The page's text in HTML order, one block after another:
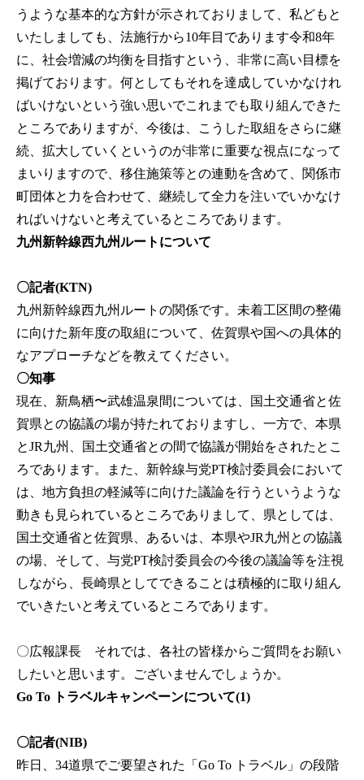
うような基本的な方針が示されておりまして、私どもと
いたしましても、法施行から10年目であります令和8年
に、社会増減の均衡を目指すという、非常に高い目標を
掲げております。何としてもそれを達成していかなけれ
ばいけないという強い思いでこれまでも取り組んできた
ところでありますが、今後は、こうした取組をさらに継
続、拡大していくというのが非常に重要な視点になって
まいりますので、移住施策等との連動を含めて、関係市
町団体と力を合わせて、継続して全力を注いでいかなけ
ればいけないと考えているところであります。
九州新幹線西九州ルートについて
〇記者(KTN)
九州新幹線西九州ルートの関係です。未着工区間の整備
に向けた新年度の取組について、佐賀県や国への具体的
なアプローチなどを教えてください。
〇知事
現在、新鳥栖〜武雄温泉間については、国土交通省と佐
賀県との協議の場が持たれておりますし、一方で、本県
とJR九州、国土交通省との間で協議が開始をされたとこ
ろであります。また、新幹線与党PT検討委員会において
は、地方負担の軽減等に向けた議論を行うというような
動きも見られているところでありまして、県としては、
国土交通省と佐賀県、あるいは、本県やJR九州との協議
の場、そして、与党PT検討委員会の今後の議論等を注視
しながら、長崎県としてできることは積極的に取り組ん
でいきたいと考えているところであります。
〇広報課長 それでは、各社の皆様からご質問をお願い
したいと思います。ございませんでしょうか。
Go To トラベルキャンペーンについて(1)
〇記者(NIB)
昨日、34道県でご要望された「Go To トラベル」の段階